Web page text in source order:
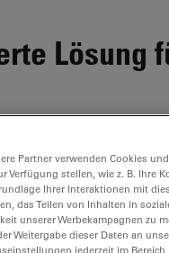
Lösung
Partner verwenden Cookies
Verfügung stellen, wie z. B. Ihre
Ihrer Interaktionen mit
das Teilen von Inhalten in
unserer Werbekampagnen zu
Weitergabe dieser Daten an
jederzeit im